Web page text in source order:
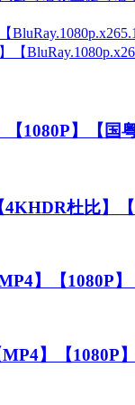
【
1080P】【国
4KHDR杜比】
】【1080P
】【